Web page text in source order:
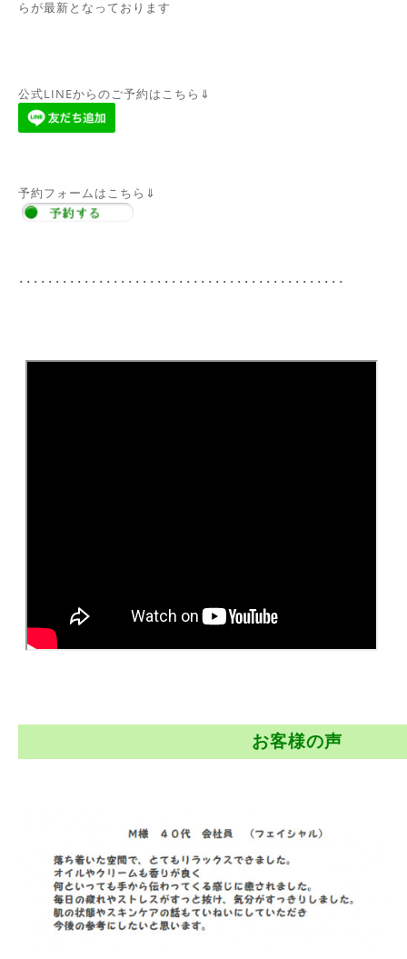
らが最新となっております
公式LINEからのご予約はこちら⇓
予約フォームはこちら⇓
･････････････････････････････････････････････
お客様の声